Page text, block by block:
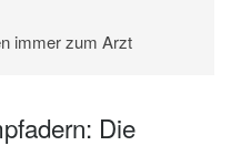
immer zum Arzt
Die